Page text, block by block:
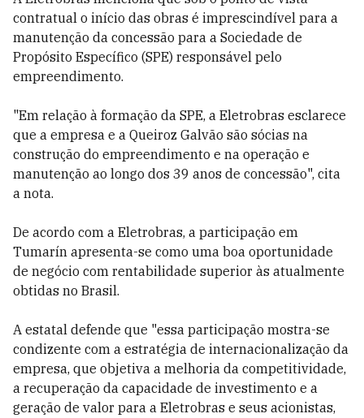
contratual o início das obras é imprescindível para a
manutenção da concessão para a Sociedade de
Propósito Específico (SPE) responsável pelo
empreendimento.
"Em relação à formação da SPE, a Eletrobras esclarece
que a empresa e a Queiroz Galvão são sócias na
construção do empreendimento e na operação e
manutenção ao longo dos 39 anos de concessão", cita
a nota.
De acordo com a Eletrobras, a participação em
Tumarín apresenta-se como uma boa oportunidade
de negócio com rentabilidade superior às atualmente
obtidas no Brasil.
A estatal defende que "essa participação mostra-se
condizente com a estratégia de internacionalização da
empresa, que objetiva a melhoria da competitividade,
a recuperação da capacidade de investimento e a
geração de valor para a Eletrobras e seus acionistas,